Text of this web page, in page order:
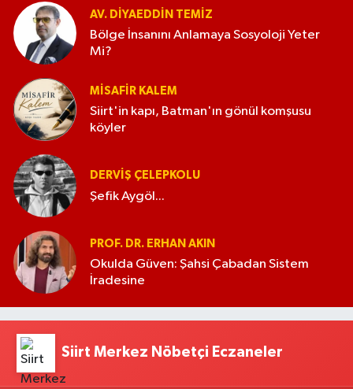
AV. DIYAEDDIN TEMIZ
Bölge İnsanını Anlamaya Sosyoloji Yeter
Mi?
MISAFIR KALEM
Siirt'in kapı, Batman'ın gönül komşusu
köyler
DERVIŞ ÇELEPKOLU
Şefik Aygöl...
PROF. DR. ERHAN AKIN
Okulda Güven: Şahsi Çabadan Sistem
İradesine
Siirt Merkez Nöbetçi Eczaneler